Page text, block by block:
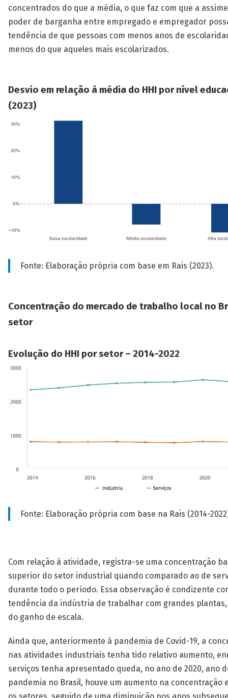
concentrados do que a média, o que faz com que a
poder de barganha entre empregado e empregador
tendência de que pessoas com menos anos de
menos do que aqueles mais escolarizados.
Desvio em relação à média do HHI por nível
(2023)
Fonte: Elaboração própria com base em Rais (2023).
Concentração do mercado de trabalho local no
setor
Evolução do HHI por setor – 2014-2022
Fonte: Elaboração própria com base na Rais (2014-
Com relação à atividade, registra-se uma concentração
superior do setor industrial quando comparado ao de
durante todo o período. Essa observação é condizente
tendência da indústria de trabalhar com grandes
do ganho de escala.
Ainda que, anteriormente à pandemia de Covid-19, a
nas atividades industriais tenha tido relativo aumento,
serviços tenha apresentado queda, no ano de 2020, ano
pandemia no Brasil, houve um aumento na concentração